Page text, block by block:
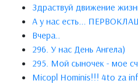
Здраствуй движение
А у нас есть...
Вчера..
296. У нас День Ангела)
295. Мой сыночек - мое
Micopl Hominis!!! 4to za